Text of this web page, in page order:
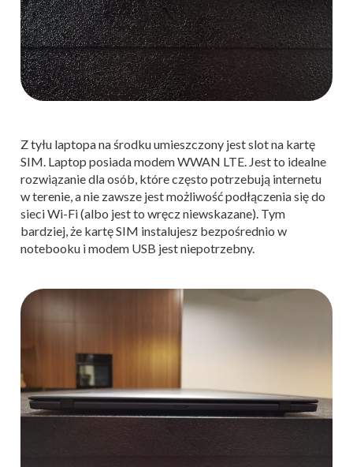
Z tyłu laptopa na środku umieszczony jest slot na kartę
SIM. Laptop posiada modem WWAN LTE. Jest to idealne
rozwiązanie dla osób, które często potrzebują internetu
w terenie, a nie zawsze jest możliwość podłączenia się do
sieci Wi-Fi (albo jest to wręcz niewskazane). Tym
bardziej, że kartę SIM instalujesz bezpośrednio w
notebooku i modem USB jest niepotrzebny.